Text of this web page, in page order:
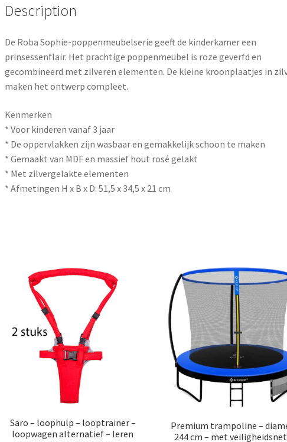
t
Description
De Roba Sophie-poppenmeubelserie geeft de kinderkamer een
prinsessenflair. Het prachtige poppenmeubel is roze geverfd en
gecombineerd met zilveren elementen. De kleine kroonplaatjes in
maken het ontwerp compleet.
Kenmerken
* Voor kinderen vanaf 3 jaar
* De oppervlakken zijn wasbaar en gemakkelijk schoon te maken
* Gemaakt van MDF en massief hout rosé gelakt
* Met zilvergelakte elementen
* Afmetingen H x B x D: 51,5 x 34,5 x 21 cm
Saro – loophulp – looptrainer –
loopwagen alternatief – leren
Premium trampoline –
244 cm – met